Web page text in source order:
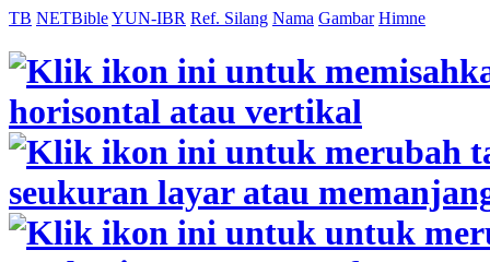
TB NETBibleYUN-IBR Ref. Silang Nama Gambar Himne